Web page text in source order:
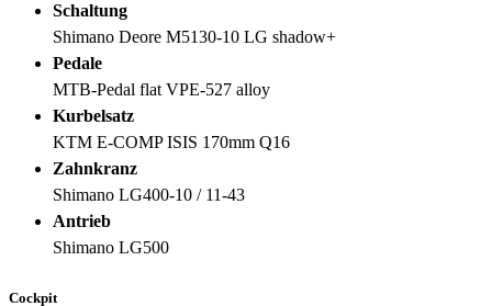
Schaltung
Shimano Deore M5130-10 LG shadow+
Pedale
MTB-Pedal flat VPE-527 alloy
Kurbelsatz
KTM E-COMP ISIS 170mm Q16
Zahnkranz
Shimano LG400-10 / 11-43
Antrieb
Shimano LG500
Cockpit